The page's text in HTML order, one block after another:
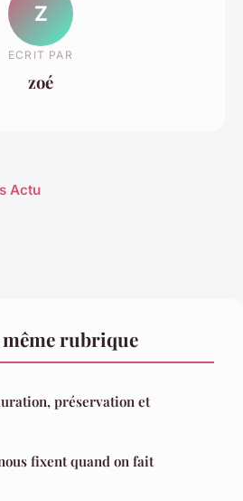
Z
ECRIT PAR
zoé
Actu
rubrique
préservation et
fixent quand on fait